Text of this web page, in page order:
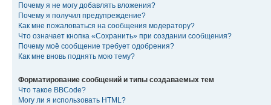
Почему я не могу добавлять вложения?
Почему я получил предупреждение?
Как мне пожаловаться на сообщения модератору?
Что означает кнопка «Сохранить» при создании сообщения?
Почему моё сообщение требует одобрения?
Как мне вновь поднять мою тему?
Форматирование сообщений и типы создаваемых тем
Что такое BBCode?
Могу ли я использовать HTML?